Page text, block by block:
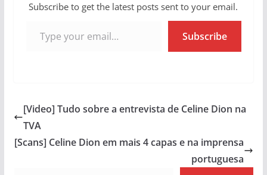
Subscribe to get the latest posts sent to your email.
Subscribe
[Video] Tudo sobre a entrevista de Celine Dion na
TVA
[Scans] Celine Dion em mais 4 capas e na imprensa
portuguesa